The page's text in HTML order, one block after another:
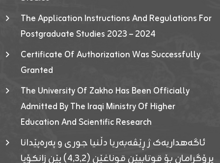
The Application Instructions And Regulations For
Postgraduate Studies 2023 – 2024
Certificate Of Authorization Was Successfully
Granted
The University Of Zakho Has Been Officially
Admitted By The Iraqi Ministry Of Higher
Education And Scientific Research
ئاگەهداریەک ژ ڕێڤەبەریا دڵنیا جوری و پەرەپێدانا
پرۆگرامان بۆ قوتابیێن قوناغێن (٤٫٣٫٢) یێن زانکۆیا